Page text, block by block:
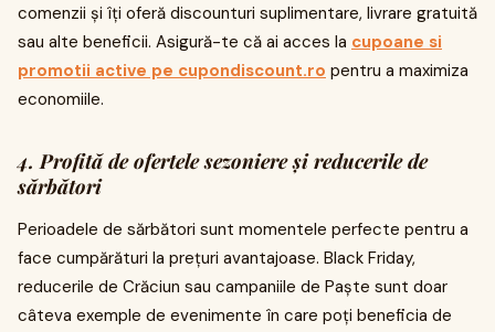
comenzii și îți oferă discounturi suplimentare, livrare gratuită
sau alte beneficii. Asigură-te că ai acces la cupoane si
promotii active pe cupondiscount.ro pentru a maximiza
economiile.
4. Profită de ofertele sezoniere și reducerile de
sărbători
Perioadele de sărbători sunt momentele perfecte pentru a
face cumpărături la prețuri avantajoase. Black Friday,
reducerile de Crăciun sau campaniile de Paște sunt doar
câteva exemple de evenimente în care poți beneficia de